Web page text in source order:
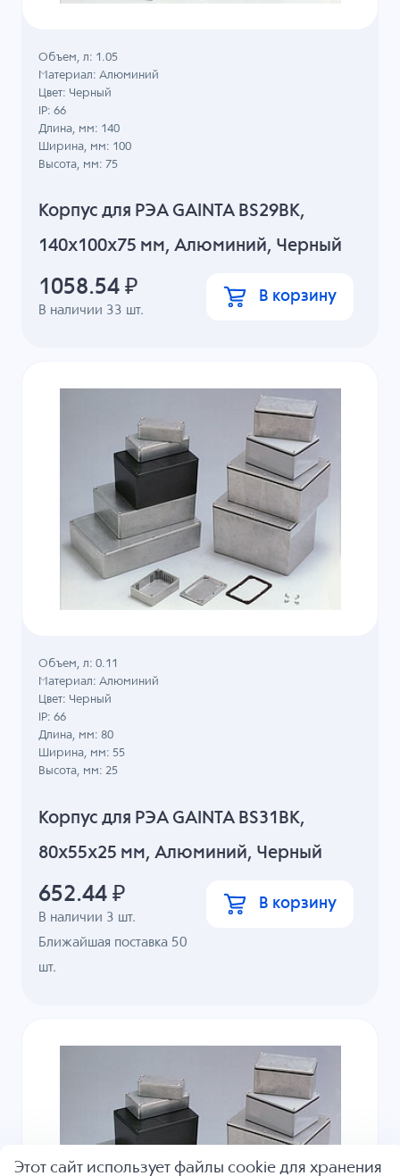
Корпус для РЭА GAINTA BS29BK,
140x100x75 мм, Алюминий, Черный
В наличии 33 шт.
Объем, л: 1.05
Материал: Алюминий
Цвет: Черный
IP: 66
Длина, мм: 140
Ширина, мм: 100
Высота, мм: 75
1058.54 ₽ В корзину
Корпус для РЭА GAINTA BS31BK,
80x55x25 мм, Алюминий, Черный
В наличии 3 шт.
Ближайшая поставка 50
шт.
Объем, л: 0.11
Материал: Алюминий
Цвет: Черный
IP: 66
Длина, мм: 80
Ширина, мм: 55
Высота, мм: 25
652.44 ₽ В корзину
Этот сайт использует файлы cookie для хранения